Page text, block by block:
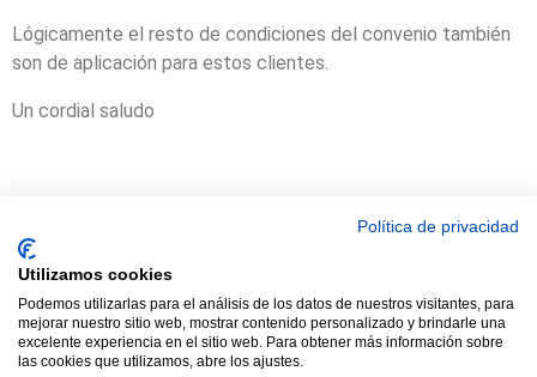
Lógicamente el resto de condiciones del convenio también
son de aplicación para estos clientes.
Un cordial saludo
© 2021 TODOS LOS DERECHOS RESERVADOS ASTRACAN - Web
diseñada por sucursalvirtual
Política de privacidad
Utilizamos cookies
Podemos utilizarlas para el análisis de los datos de nuestros visitantes, para
mejorar nuestro sitio web, mostrar contenido personalizado y brindarle una
excelente experiencia en el sitio web. Para obtener más información sobre
las cookies que utilizamos, abre los ajustes.